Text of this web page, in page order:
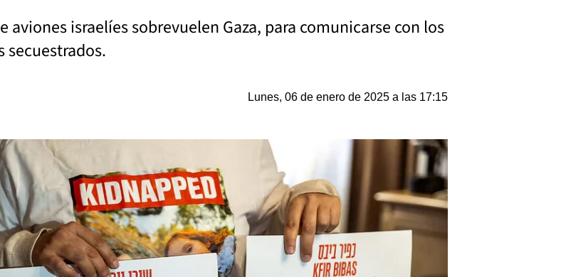
israelíes sobrevuelen Gaza, para comunicarse con los
secuestrados.
Lunes, 06 de enero de 2025 a las 17:15